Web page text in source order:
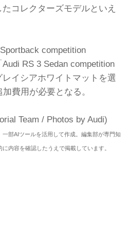
コレクターズモデルといえ
competition
RS 3 Sedan competition
イシアホワイトマットを選
費用が必要となる。
Team / Photos by Audi)
部AIツールを活用して作成。編集部が専門知
内容を確認したうえで掲載しています。